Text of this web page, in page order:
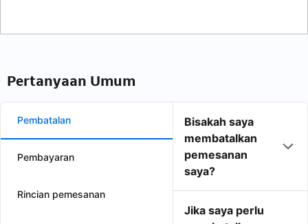
Pertanyaan Umum
Pembatalan
Pembayaran
Rincian pemesanan
Bisakah saya
membatalkan
pemesanan
saya?
Jika saya perlu